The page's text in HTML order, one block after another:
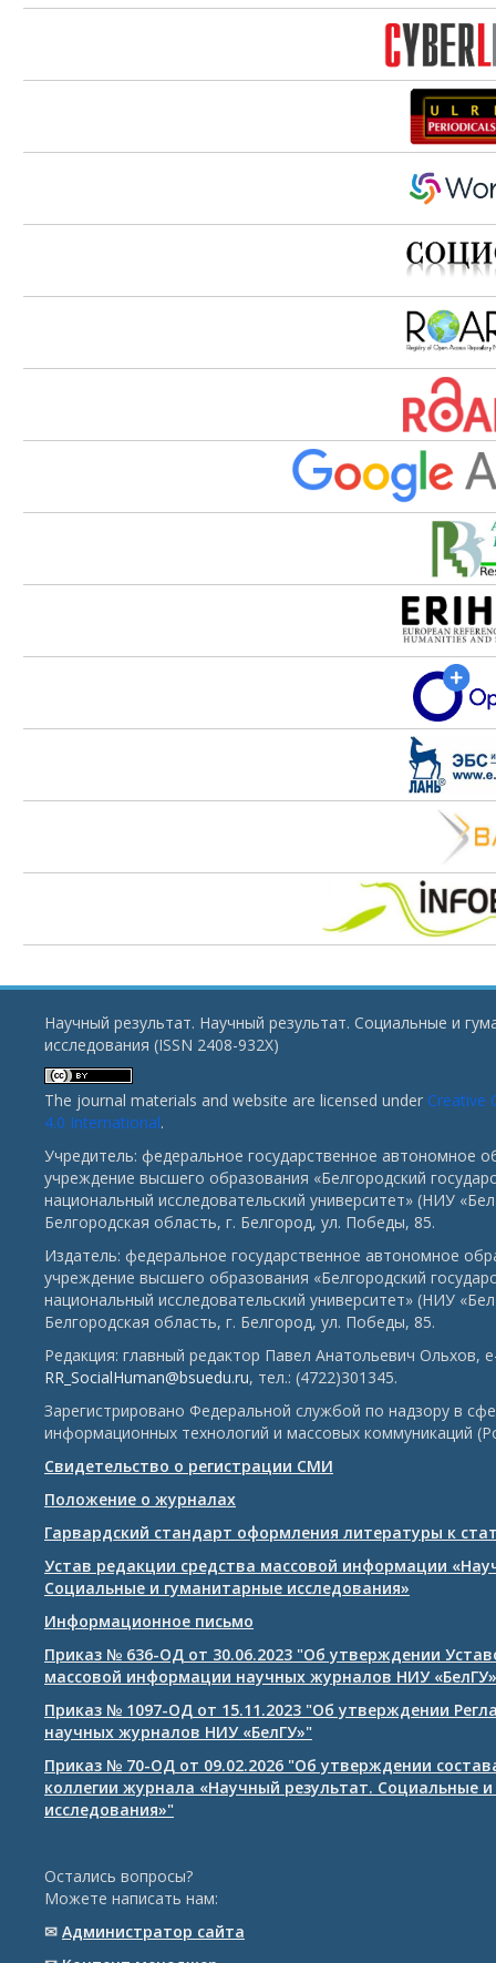
Научный результат. Научный результат. Социальные и
исследования (ISSN 2408-932X)
The journal materials and website are licensed under Creative
4.0 International.
Учредитель: федеральное государственное автономное
учреждение высшего образования «Белгородский
национальный исследовательский университет» (НИУ
Белгородская область, г. Белгород, ул. Победы, 85.
Издатель: федеральное государственное автономное
учреждение высшего образования «Белгородский
национальный исследовательский университет» (НИУ
Белгородская область, г. Белгород, ул. Победы, 85.
Редакция: главный редактор Павел Анатольевич Ольхов,
RR_SocialHuman@bsuedu.ru, тел.: (4722)301345.
Зарегистрировано Федеральной службой по надзору в
информационных технологий и массовых коммуникаций
Свидетельство о регистрации СМИ
Положение о журналах
Гарвардский стандарт оформления литературы к
Устав редакции средства массовой информации
Социальные и гуманитарные исследования»
Информационное письмо
Приказ № 636-ОД от 30.06.2023 "Об утверждении
массовой информации научных журналов НИУ «БелГУ»
Приказ № 1097-ОД от 15.11.2023 "Об утверждении
научных журналов НИУ «БелГУ»"
Приказ № 70-ОД от 09.02.2026 "Об утверждении
коллегии журнала «Научный результат. Социальные
исследования»"
Остались вопросы?
Можете написать нам:
✉ Администратор сайта